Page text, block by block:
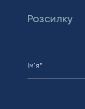
Розсилку